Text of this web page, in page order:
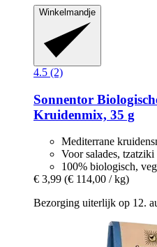
Winkelmandje
4.5 (2)
Sonnentor
Kruidenmix, 35 g
Mediterrane
Voor salades, tzatziki
100% biologisch,
€ 3,99 (€ 114,00 / kg)
Bezorging uiterlijk op 12.